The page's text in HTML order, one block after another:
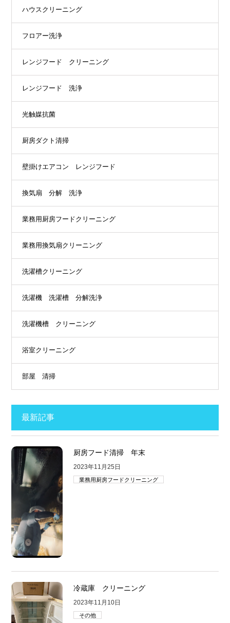
ハウスクリーニング
フロアー洗浄
レンジフード クリーニング
レンジフード 洗浄
光触媒抗菌
厨房ダクト清掃
壁掛けエアコン レンジフード
換気扇 分解 洗浄
業務用厨房フードクリーニング
業務用換気扇クリーニング
洗濯槽クリーニング
洗濯機 洗濯槽 分解洗浄
洗濯機槽 クリーニング
浴室クリーニング
部屋 清掃
最新記事
厨房フード清掃 年末
2023年11月25日
業務用厨房フードクリーニング
冷蔵庫 クリーニング
2023年11月10日
その他